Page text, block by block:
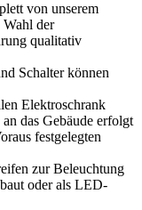
von unserem
Wahl der
qualitativ
Schalter können
Elektroschrank
das Gebäude erfolgt
festgelegten
zur Beleuchtung
oder als LED-